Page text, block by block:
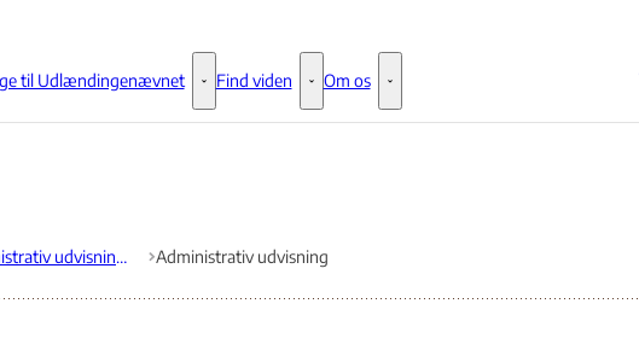
til Udlændingenævnet Klage til Udlændingenævnet - Flere links
Find viden Find viden - Flere links
Om os Om os - Flere links
Administrativ udvisning og afvisning ved indrejse Administrativ udvisning